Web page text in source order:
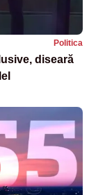
Politica
diseară